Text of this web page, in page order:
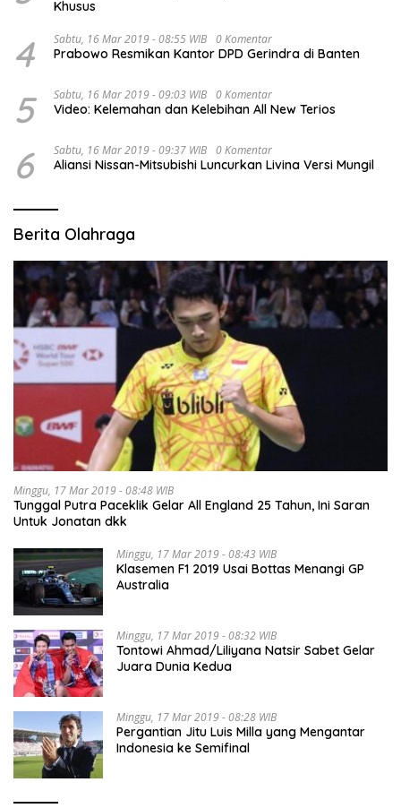
Khusus
4 Sabtu, 16 Mar 2019 - 08:55 WIB 0 Komentar
Prabowo Resmikan Kantor DPD Gerindra di Banten
5 Sabtu, 16 Mar 2019 - 09:03 WIB 0 Komentar
Video: Kelemahan dan Kelebihan All New Terios
6 Sabtu, 16 Mar 2019 - 09:37 WIB 0 Komentar
Aliansi Nissan-Mitsubishi Luncurkan Livina Versi Mungil
Berita Olahraga
Minggu, 17 Mar 2019 - 08:48 WIB
Tunggal Putra Paceklik Gelar All England 25 Tahun, Ini Saran
Untuk Jonatan dkk
Minggu, 17 Mar 2019 - 08:43 WIB
Klasemen F1 2019 Usai Bottas Menangi GP
Australia
Minggu, 17 Mar 2019 - 08:32 WIB
Tontowi Ahmad/Liliyana Natsir Sabet Gelar
Juara Dunia Kedua
Minggu, 17 Mar 2019 - 08:28 WIB
Pergantian Jitu Luis Milla yang Mengantar
Indonesia ke Semifinal